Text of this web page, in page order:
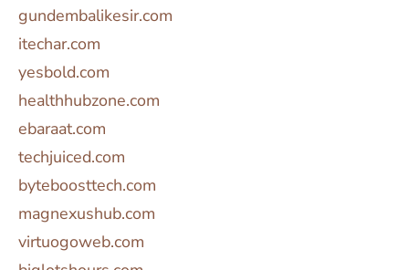
gundembalikesir.com
itechar.com
yesbold.com
healthhubzone.com
ebaraat.com
techjuiced.com
byteboosttech.com
magnexushub.com
virtuogoweb.com